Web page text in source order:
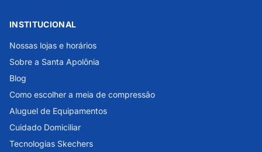
INSTITUCIONAL
Nossas lojas e horários
Sobre a Santa Apolônia
Blog
Como escolher a meia de compressão
Aluguel de Equipamentos
Cuidado Domiciliar
Tecnologias Skechers